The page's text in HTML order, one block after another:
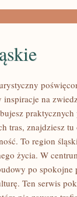
na
tras, znajdziesz
To region
życia. W
po
Ten serwis